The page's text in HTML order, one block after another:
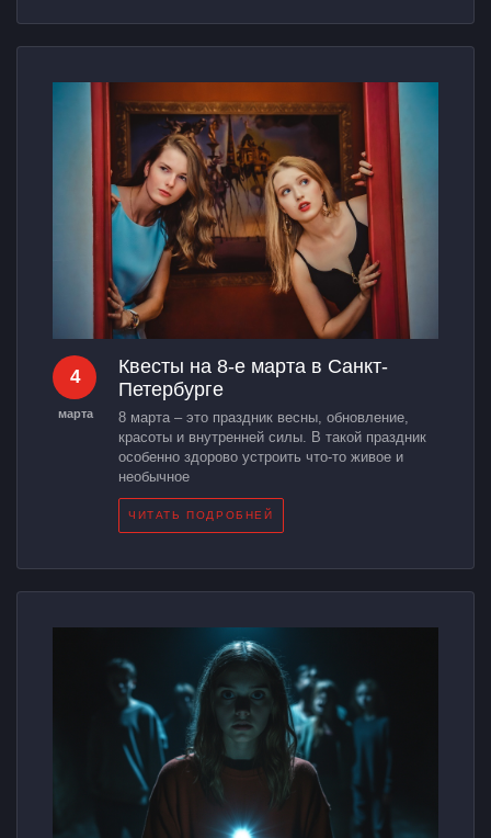
4
марта
Квесты на 8-е марта в Санкт-
Петербурге
8 марта – это праздник весны, обновление,
красоты и внутренней силы. В такой праздник
особенно здорово устроить что-то живое и
необычное
ЧИТАТЬ ПОДРОБНЕЙ